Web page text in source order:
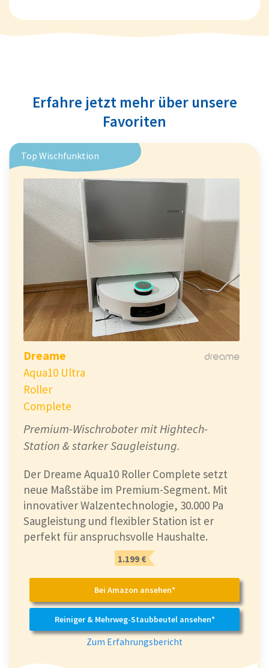
Erfahre jetzt mehr über unsere
Favoriten
Top Wischfunktion
Dreame
Aqua10 Ultra
Roller
Complete
Premium-Wischroboter mit Hightech-
Station & starker Saugleistung.
Der Dreame Aqua10 Roller Complete setzt
neue Maßstäbe im Premium-Segment. Mit
innovativer Walzentechnologie, 30.000 Pa
Saugleistung und flexibler Station ist er
perfekt für anspruchsvolle Haushalte.
1.199 €
Bei Amazon ansehen*
Reiniger & Mehrweg-Staubbeutel ansehen*
Zum Erfahrungsbericht